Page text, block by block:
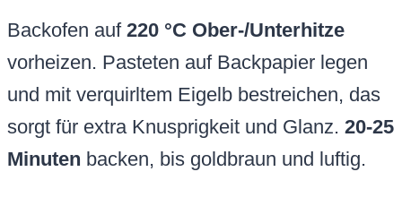
Backofen auf 220 °C Ober-/Unterhitze
vorheizen. Pasteten auf Backpapier legen
und mit verquirltem Eigelb bestreichen, das
sorgt für extra Knusprigkeit und Glanz. 20-25
Minuten backen, bis goldbraun und luftig.